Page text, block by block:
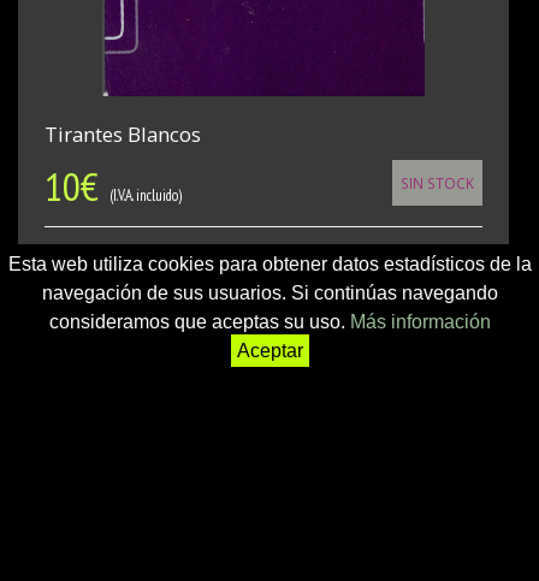
Tirantes Blancos
10€ (I.V.A. incluido)
SIN STOCK
Tirantes blancos de 2,5 cm.
PVP:10€
AGOTADO: puedes ver nuevos modelos
Esta web utiliza cookies para obtener datos estadísticos de la
navegación de sus usuarios. Si continúas navegando
consideramos que aceptas su uso. Más información
Aceptar